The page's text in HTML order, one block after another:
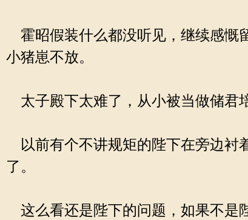
霍昭假装什么都没听见，继续感慨
小猪崽不放。
太子殿下太难了，从小被当做储君
以前有个不讲规矩的陛下在旁边衬
了。
这么看还是陛下的问题，如果不是